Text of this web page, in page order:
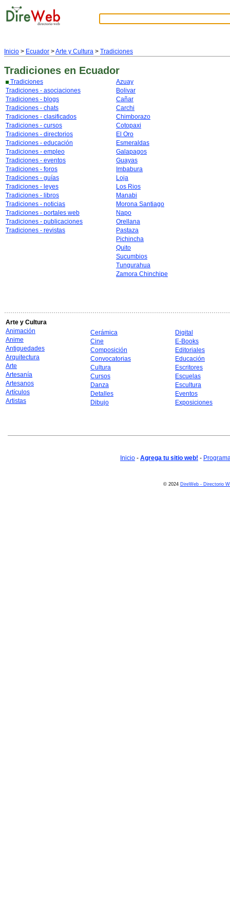
Inicio > Ecuador >Arte y Cultura > Tradiciones
Tradiciones en Ecuador
Tradiciones
Tradiciones - asociaciones
Tradiciones - blogs
Tradiciones - chats
Tradiciones - clasificados
Tradiciones - cursos
Tradiciones - directorios
Tradiciones - educación
Tradiciones - empleo
Tradiciones - eventos
Tradiciones - foros
Tradiciones - guías
Tradiciones - leyes
Tradiciones - libros
Tradiciones - noticias
Tradiciones - portales web
Tradiciones - publicaciones
Tradiciones - revistas
Azuay
Bolivar
Cañar
Carchi
Chimborazo
Cotopaxi
El Oro
Esmeraldas
Galapagos
Guayas
Imbabura
Loja
Los Rios
Manabi
Morona Santiago
Napo
Orellana
Pastaza
Pichincha
Quito
Sucumbios
Tungurahua
Zamora Chinchipe
Arte y Cultura
Animación
Anime
Antiguedades
Arquitectura
Arte
Artesanía
Artesanos
Artículos
Artistas
Cerámica
Cine
Composición
Convocatorias
Cultura
Cursos
Danza
Detalles
Dibujo
Digital
E-Books
Editoriales
Educación
Escritores
Escuelas
Escultura
Eventos
Exposiciones
Inicio - Agrega tu sitio web! -
© 2024 DireWeb - Directorio